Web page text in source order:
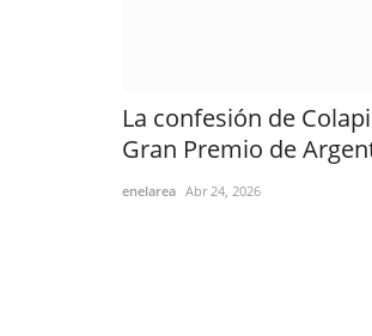
La confesión de
Gran Premio de
enelarea Abr 24, 2026